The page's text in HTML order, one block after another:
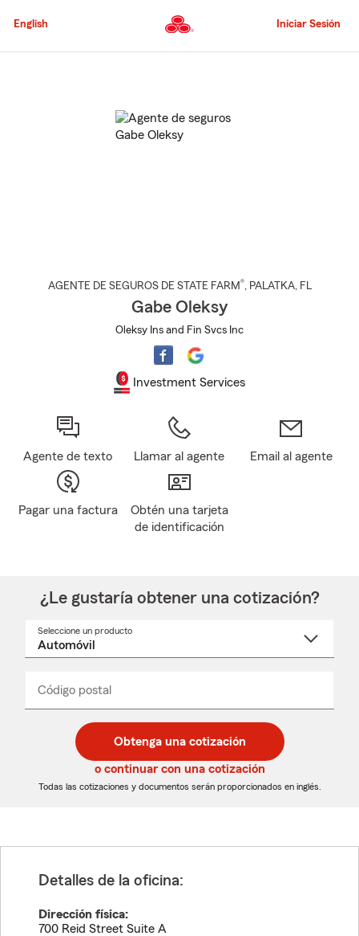
al
principal
English Iniciar Sesión
AGENTE DE SEGUROS DE STATE FARM®, PALATKA, FL
Gabe Oleksy
Oleksy Ins and Fin Svcs Inc
Investment Services
Agente de texto Llamar al agente Email al agente
Pagar una factura
Obtén una tarjeta
de identificación
¿Le gustaría obtener una cotización?
Seleccione un producto
desplegable
Código postal
de
5
dígitos
de
5
dígitos
_____
Obtenga una cotización
o continuar con una cotización
Todas las cotizaciones y documentos serán proporcionados en inglés.
Detalles de la oficina:
Dirección física:
700 Reid Street Suite A